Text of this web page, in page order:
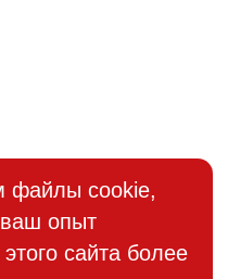
файлы cookie,
опыт
сайта более